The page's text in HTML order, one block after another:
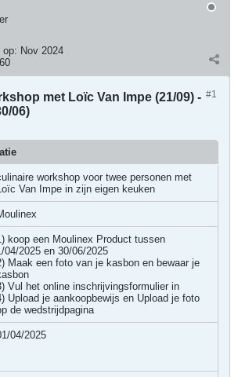
op: Nov 2024
#1
met Loïc Van Impe (21/09) -
06)
workshop voor twee personen met
Van Impe in zijn eigen keuken
koop een Moulinex Product tussen
04/2025 en 30/06/2025
Maak een foto van je kasbon en bewaar je
Vul het online inschrijvingsformulier in
Upload je aankoopbewijs en Upload je foto
de wedstrijdpagina
04/2025